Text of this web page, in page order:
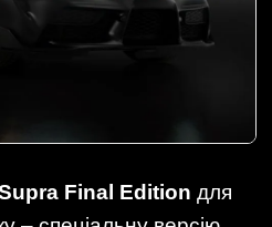
Final Edition для